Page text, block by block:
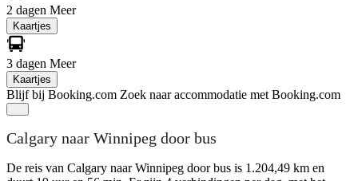
2 dagen Meer
Kaartjes
3 dagen Meer
Kaartjes
Blijf bij Booking.com Zoek naar accommodatie met Booking.com
Calgary naar Winnipeg door bus
De reis van Calgary naar Winnipeg door bus is 1.204,49 km en